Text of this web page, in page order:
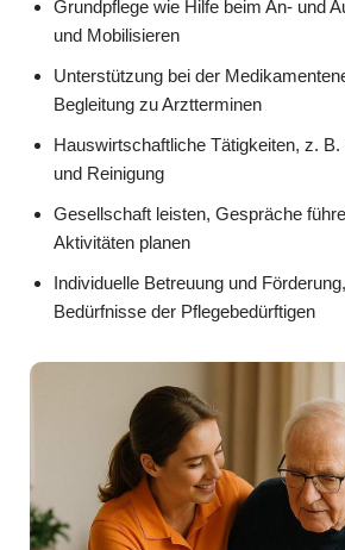
Grundpflege wie Hilfe beim An- und
und Mobilisieren
Unterstützung bei der
Begleitung zu Arztterminen
Hauswirtschaftliche Tätigkeiten, z.
und Reinigung
Gesellschaft leisten, Gespräche
Aktivitäten planen
Individuelle Betreuung und
Bedürfnisse der Pflegebedürftigen